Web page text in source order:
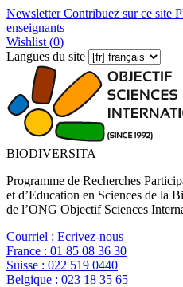
NewsletterContribuez sur ce site
enseignants
Wishlist (0)
Langues du site
BIODIVERSITA
Programme de Recherches
et d’Education en Sciences de la
de l’ONG Objectif Sciences
Courriel : Ecrivez-nous
France : 01 85 08 36 30
Suisse : 022 519 0440
Belgique : 023 18 35 65